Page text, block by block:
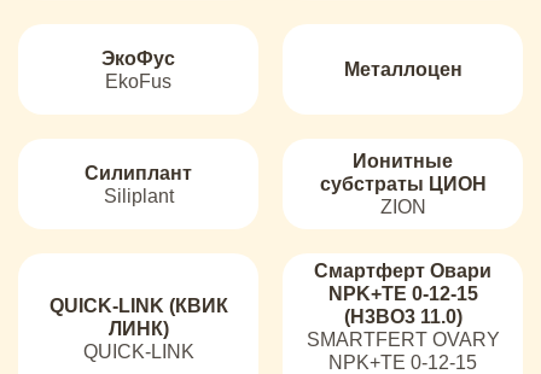
ЭкоФус
EkoFus
Металлоцен
Силиплант
Siliplant
Ионитные
субстраты ЦИОН
ZION
QUICK-LINK (КВИК
ЛИНК)
QUICK-LINK
Смартферт Овари
NPK+ТЕ 0-12-15
(Н3ВО3 11.0)
SMARTFERT OVARY
NPK+ТЕ 0-12-15